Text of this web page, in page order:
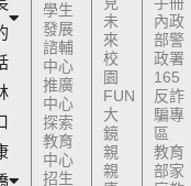
學生
發展
諮輔
中心
推廣
中心
探索
教育
中心
招生
未
來
校
園
FUN
大
鏡
親
親
內政
部警
政署
165
反詐
騙專
區
教育
部家